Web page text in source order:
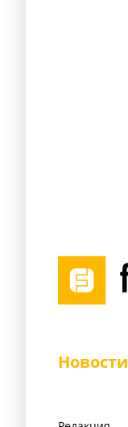
Новости